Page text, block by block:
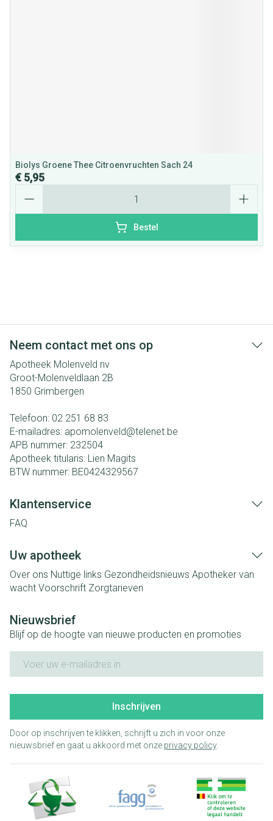
Biolys Groene Thee Citroenvruchten Sach 24
€ 5,95
Bestel
Neem contact met ons op
Apotheek Molenveld nv
Groot-Molenveldlaan 2B
1850 Grimbergen
Telefoon: 02 251 68 83
E-mailadres: apomolenveld@telenet.be
APB nummer: 232504
Apotheek titularis: Lien Magits
BTW nummer: BE0424329567
Klantenservice
FAQ
Uw apotheek
Over ons Nuttige links Gezondheidsnieuws Apotheker van
wacht Voorschrift Zorgtarieven
Nieuwsbrief
Blijf op de hoogte van nieuwe producten en promoties
Inschrijven
Door op inschrijven te klikken, schrijft u zich in voor onze
nieuwsbrief en gaat u akkoord met onze privacy policy.